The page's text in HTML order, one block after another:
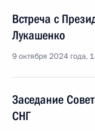
Встреча с
Лукашенко
9 октября 2024 года,
Заседание
СНГ